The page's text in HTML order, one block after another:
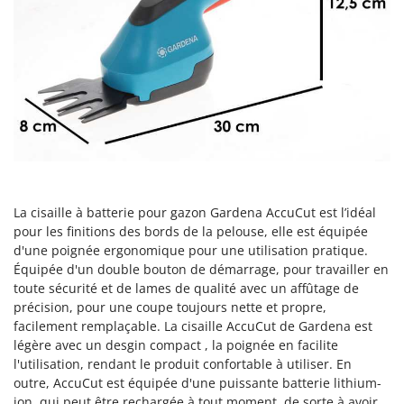
Fendeuses à bois
Filets pour la Récolte des olives
Filtres pour vin et huile
Floconneuses
Fouloirs - Égrappoirs
Fours électriques
Fraises à neige
Fraises rotatives pour tracteur
Friteuses sans huile
G
Générateurs d'air chaud
Godets à terre basculants pour tracteur
Cruccolini
CTEK
D
Dal Degan
Deca
DeWalt
Di Martino
Diavola Pro
Diesse
Docma
Dominion
Dreame
La cisaille à batterie pour gazon Gardena AccuCut est l’idéal
pour les finitions des bords de la pelouse, elle est équipée
d'une poignée ergonomique pour une utilisation pratique.
Équipée d'un double bouton de démarrage, pour travailler en
toute sécurité et de lames de qualité avec un affûtage de
précision, pour une coupe toujours nette et propre,
facilement remplaçable. La cisaille AccuCut de Gardena est
légère avec un desgin compact , la poignée en facilite
l'utilisation, rendant le produit confortable à utiliser. En
outre, AccuCut est équipée d'une puissante batterie lithium-